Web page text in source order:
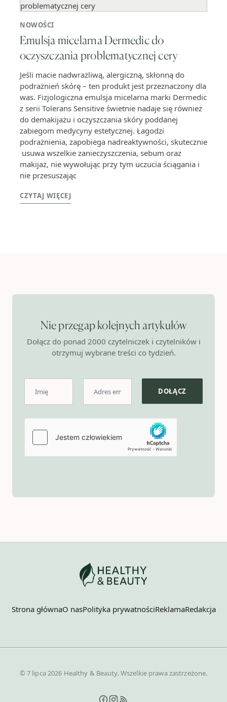
NOWOŚCI
Emulsja micelarna Dermedic do
oczyszczania problematycznej cery
Jeśli macie nadwrażliwą, alergiczną, skłonną do
podrażnień skórę – ten produkt jest przeznaczony dla
was. Fizjologiczna emulsja micelarna marki Dermedic
z serii Tolerans Sensitive świetnie nadaje się również
do demakijażu i oczyszczania skóry poddanej
zabiegom medycyny estetycznej. Łagodzi
podrażnienia, zapobiega nadreaktywności, skutecznie
usuwa wszelkie zanieczyszczenia, sebum oraz
makijaż, nie wywołując przy tym uczucia ściągania i
nie przesuszając
CZYTAJ WIĘCEJ
Nie przegap kolejnych artykułów
Dołącz do ponad 2000 czytelniczek i czytelników i
otrzymuj wybrane treści co tydzień.
Strona głównaO nasPolityka prywatnościReklamaRedakcja
© 7 lipca 2026 Healthy & Beauty. Wszelkie prawa zastrzeżone.